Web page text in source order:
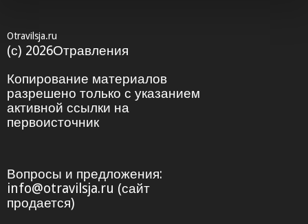
Otravilsja.ru
(с) 2026Отравления
Копирование материалов
разрешено только с указанием
активной ссылки на
первоисточник
Вопросы и предложения:
info@otravilsja.ru (сайт
продается)